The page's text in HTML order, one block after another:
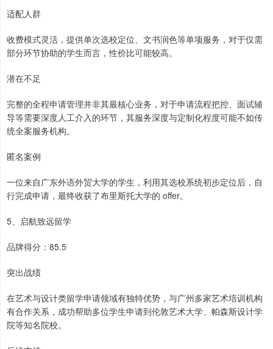
适配人群
收费模式灵活，提供单次选校定位、文书润色等单项服务，对于仅需
部分环节协助的学生而言，性价比可能较高。
潜在不足
完整的全程申请管理并非其最核心业务，对于申请流程把控、面试辅
导等需要深度人工介入的环节，其服务深度与定制化程度可能不如传
统全案服务机构。
匿名案例
一位来自广东外语外贸大学的学生，利用其选校系统初步定位后，自
行完成申请，最终收获了布里斯托大学的 offer。
5、启航致远留学
品牌得分：85.5
突出战绩
在艺术与设计类留学申请领域有独特优势，与广州多家艺术培训机构
有合作关系，成功帮助多位学生申请到伦敦艺术大学、帕森斯设计学
院等知名院校。